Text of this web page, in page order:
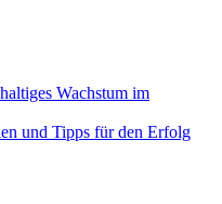
Wachstum im
und Tipps für den Erfolg